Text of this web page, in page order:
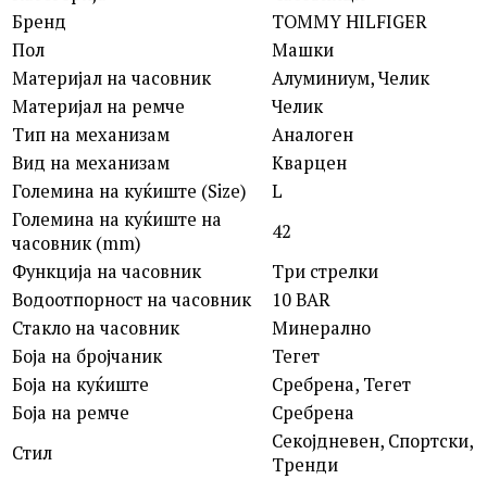
Бренд
TOMMY HILFIGER
Пол
Машки
Материјал на часовник
Алуминиум, Челик
Материјал на ремче
Челик
Тип на механизам
Аналоген
Вид на механизам
Кварцен
Големина на куќиште (Size)
L
Големина на куќиште на
часовник (mm)
42
Функција на часовник
Три стрелки
Водоотпорност на часовник
10 BAR
Стакло на часовник
Минерално
Боја на бројчаник
Тегет
Боја на куќиште
Сребрена, Тегет
Боја на ремче
Сребрена
Стил
Секојдневен, Спортски,
Тренди